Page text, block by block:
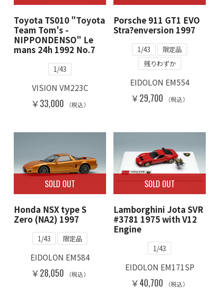
Toyota TS010 "Toyota
Team Tom's -
NIPPONDENSO" Le
mans 24h 1992 No.7
1/43
VISION VM223C
￥33,000 （税込）
Porsche 911 GT1 EVO
Stra?enversion 1997
1/43
限定品
残りわずか
EIDOLON EM554
￥29,700 （税込）
SOLD OUT
Honda NSX type S
Zero (NA2) 1997
1/43 限定品
EIDOLON EM584
￥28,050 （税込）
SOLD OUT
Lamborghini Jota SVR
#3781 1975 with V12
Engine
1/43
EIDOLON EM171SP
￥40,700 （税込）